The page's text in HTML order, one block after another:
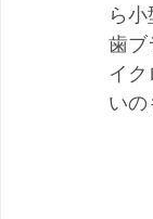
ら
歯ブ
イ
いの